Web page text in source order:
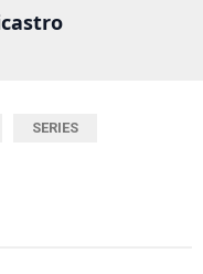
SERIES